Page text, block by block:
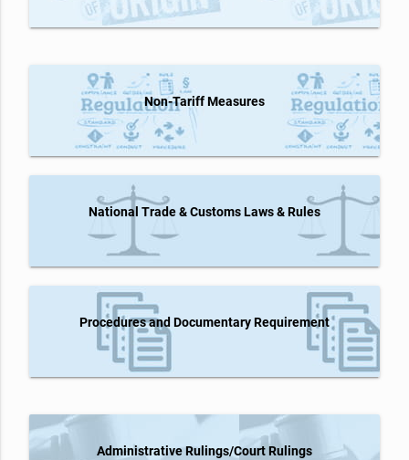
Non-Tariff Measures
National Trade & Customs Laws & Rules
Procedures and Documentary Requirement
Administrative Rulings/Court Rulings